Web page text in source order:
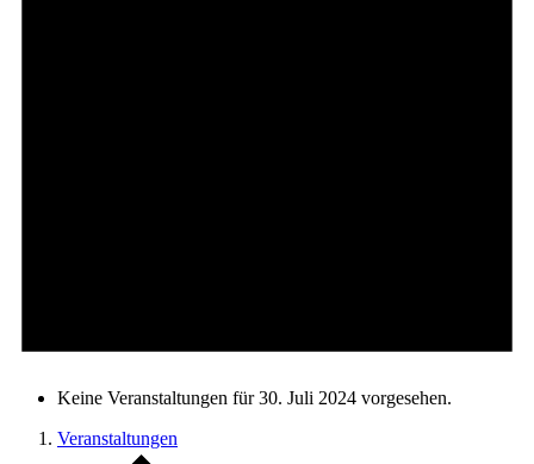
Keine Veranstaltungen für 30. Juli 2024 vorgesehen.
Veranstaltungen